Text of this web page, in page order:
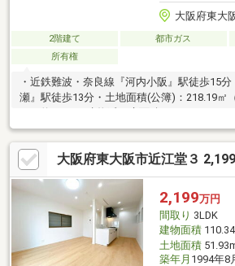
大阪府東大
2階建て 都市ガス
所有権
・近鉄難波・奈良線『河内小阪』駅徒歩15
瀬』駅徒歩13分・土地面積(公簿)：218.19㎡
2階建て・家庭菜園が楽しめるお庭がござい
明るく開放感のある玄関ホール・2階にはロ
です・各居室は6帖あり、2面採光のため日当
にトイレがございます（2階は手洗い場別）
車スペースがございます■物件の詳細及び内
せにつきましては担当：東浦までお願いいた
大阪府東大阪市近江堂３
2,199万円
間取り 3LDK
建物面積
土地面積
築年月 1994年8